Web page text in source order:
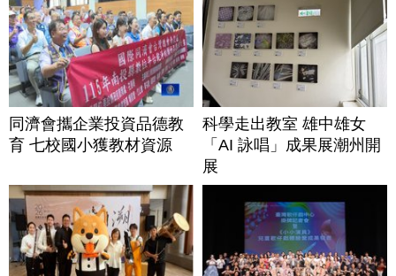
同濟會攜企業投資品德教
育 七校國小獲教材資源
科學走出教室 雄中雄女
「AI 詠唱」成果展潮州開
展